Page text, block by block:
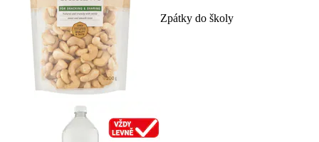
Zpátky do školy